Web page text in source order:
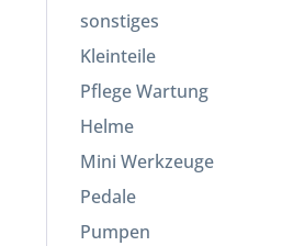
sonstiges
Kleinteile
Pflege Wartung
Helme
Mini Werkzeuge
Pedale
Pumpen